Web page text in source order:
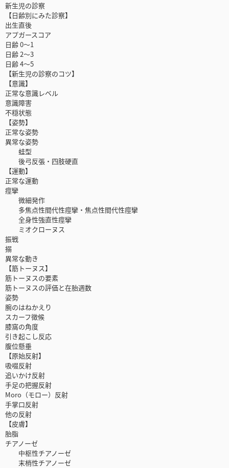
新生児の診察
【日齢別にみた診察】
出生直後
アプガースコア
日齢 0～1
日齢 2～3
日齢 4～5
【新生児の診察のコツ】
【意識】
正常な意識レベル
意識障害
不穏状態
【姿勢】
正常な姿勢
異常な姿勢
蛙型
後弓反張・四肢硬直
【運動】
正常な運動
痙攣
微細発作
多焦点性間代性痙攣・焦点性間代性痙攣
全身性強直性痙攣
ミオクローヌス
振戦
搦
異常な動き
【筋トーヌス】
筋トーヌスの要素
筋トーヌスの評価と在胎週数
姿勢
腕のはねかえり
スカーフ徴候
膝窩の角度
引き起こし反応
腹位懸垂
【原始反射】
吸啜反射
追いかけ反射
手足の把握反射
Moro（モロー）反射
手掌口反射
他の反射
【皮膚】
胎脂
チアノーゼ
中枢性チアノーゼ
末梢性チアノーゼ